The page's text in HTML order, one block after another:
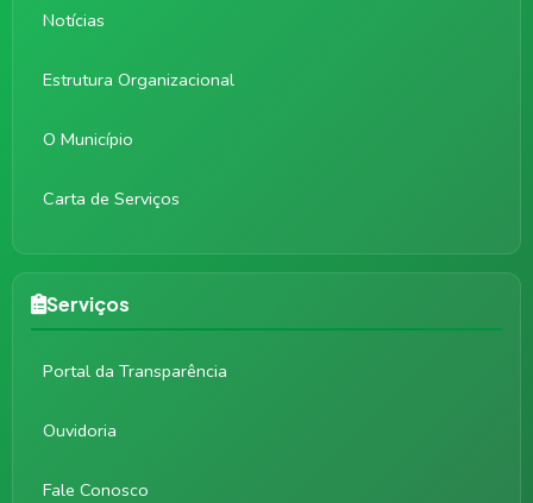
Notícias
Estrutura Organizacional
O Município
Carta de Serviços
Serviços
Portal da Transparência
Ouvidoria
Fale Conosco